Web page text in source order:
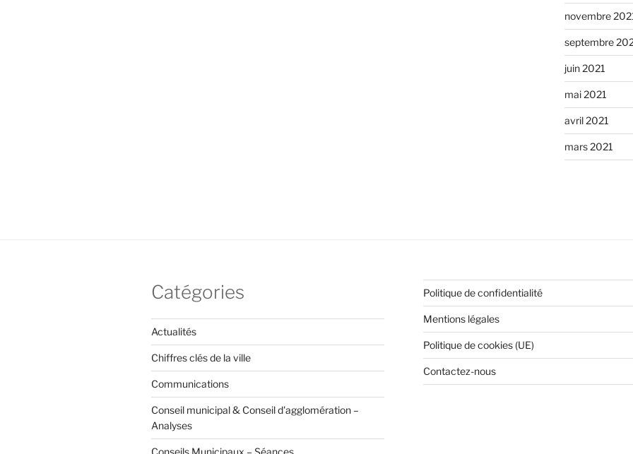
novembre
septembre
juin 2021
mai 2021
avril 2021
mars 2021
Catégories
Actualités
Chiffres clés de la ville
Communications
Conseil municipal & Conseil d'agglomération –
Analyses
Politique de confidentialité
Mentions légales
Politique de cookies (UE)
Contactez-nous